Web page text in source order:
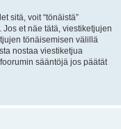
sitä, voit “tönäistä”
et näe tätä, viestiketjujen
tönäisemisen välillä
nostaa viestiketjua
sääntöjä jos päätät